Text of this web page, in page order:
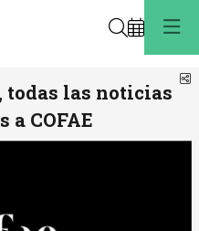
Buscar
todas las noticias
a COFAE